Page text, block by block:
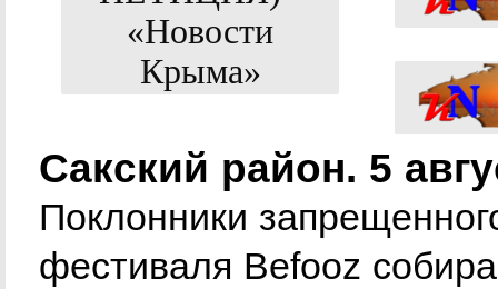
Сакский район. 5
Поклонники
фестиваля Befooz